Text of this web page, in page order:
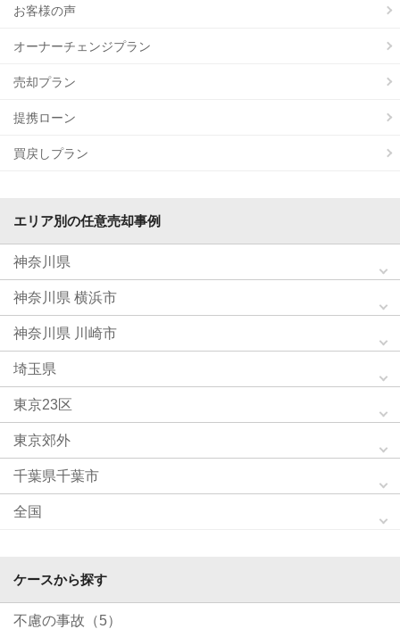
お客様の声
オーナーチェンジプラン
売却プラン
提携ローン
買戻しプラン
エリア別の任意売却事例
神奈川県
神奈川県 横浜市
神奈川県 川崎市
埼玉県
東京23区
東京郊外
千葉県千葉市
全国
ケースから探す
不慮の事故（5）